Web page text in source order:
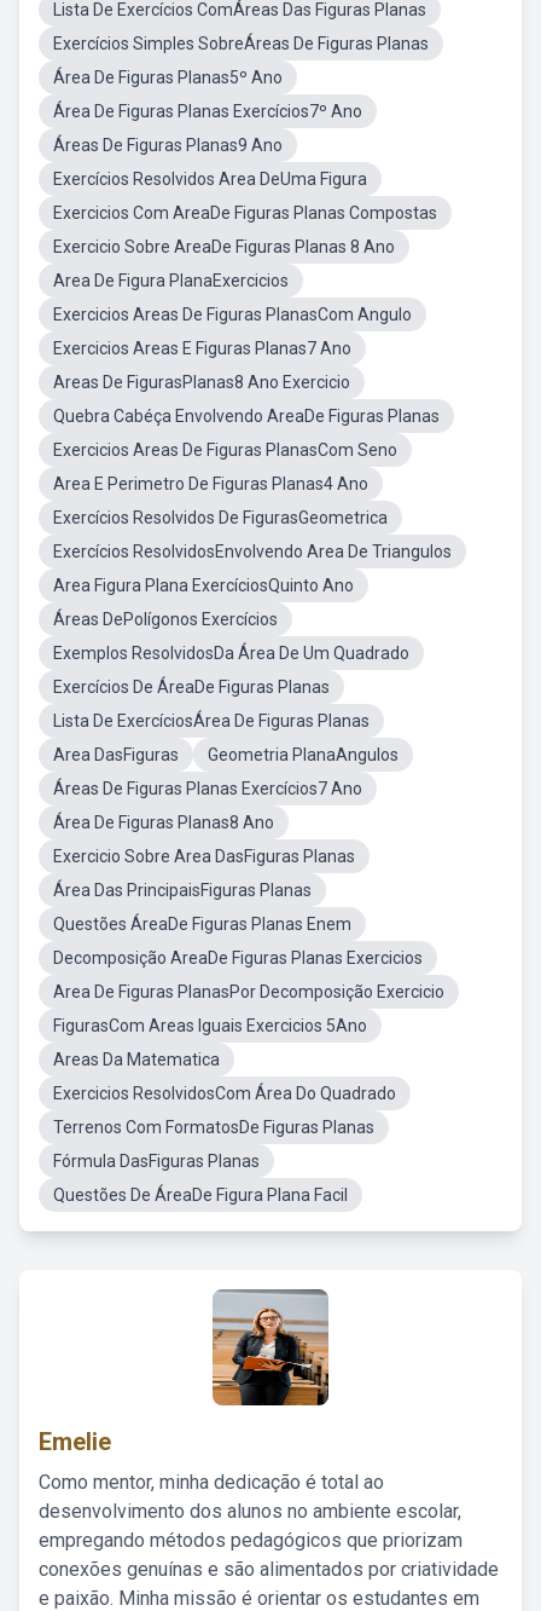
Lista De Exercícios ComÁreas Das Figuras Planas
Exercícios Simples SobreÁreas De Figuras Planas
Área De Figuras Planas5º Ano
Área De Figuras Planas Exercícios7º Ano
Áreas De Figuras Planas9 Ano
Exercícios Resolvidos Area DeUma Figura
Exercicios Com AreaDe Figuras Planas Compostas
Exercicio Sobre AreaDe Figuras Planas 8 Ano
Area De Figura PlanaExercicios
Exercicios Areas De Figuras PlanasCom Angulo
Exercicios Areas E Figuras Planas7 Ano
Areas De FigurasPlanas8 Ano Exercicio
Quebra Cabéça Envolvendo AreaDe Figuras Planas
Exercicios Areas De Figuras PlanasCom Seno
Area E Perimetro De Figuras Planas4 Ano
Exercícios Resolvidos De FigurasGeometrica
Exercícios ResolvidosEnvolvendo Area De Triangulos
Area Figura Plana ExercíciosQuinto Ano
Áreas DePolígonos Exercícios
Exemplos ResolvidosDa Área De Um Quadrado
Exercícios De ÁreaDe Figuras Planas
Lista De ExercíciosÁrea De Figuras Planas
Area DasFiguras
Geometria PlanaAngulos
Áreas De Figuras Planas Exercícios7 Ano
Área De Figuras Planas8 Ano
Exercicio Sobre Area DasFiguras Planas
Área Das PrincipaisFiguras Planas
Questões ÁreaDe Figuras Planas Enem
Decomposição AreaDe Figuras Planas Exercicios
Area De Figuras PlanasPor Decomposição Exercicio
FigurasCom Areas Iguais Exercicios 5Ano
Areas Da Matematica
Exercicios ResolvidosCom Área Do Quadrado
Terrenos Com FormatosDe Figuras Planas
Fórmula DasFiguras Planas
Questões De ÁreaDe Figura Plana Facil
Emelie
Como mentor, minha dedicação é total ao
desenvolvimento dos alunos no ambiente escolar,
empregando métodos pedagógicos que priorizam
conexões genuínas e são alimentados por criatividade
e paixão. Minha missão é orientar os estudantes em